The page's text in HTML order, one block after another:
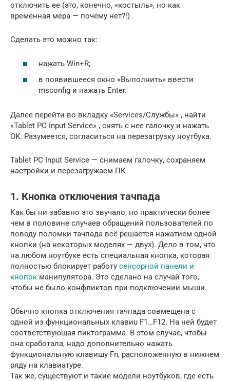
отключить ее (это, конечно, «костыль», но как
временная мера — почему нет?!) .
Сделать это можно так:
нажать Win+R;
в появившееся окно «Выполнить» ввести
msconfig и нажать Enter.
Далее перейти во вкладку «Services/Службы» , найти
«Tablet PC Input Service» , снять с нее галочку и нажать
OK. Разумеется, согласиться на перезагрузку ноутбука.
Tablet PC Input Service — снимаем галочку, сохраняем
настройки и перезагружаем ПК
1. Кнопка отключения тачпада
Как бы ни забавно это звучало, но практически более
чем в половине случаев обращений пользователей по
поводу поломки тачпада всё решается нажатием одной
кнопки (на некоторых моделях — двух). Дело в том, что
на любом ноутбуке есть специальная кнопка, которая
полностью блокирует работу сенсорной панели и
кнопок манипулятора. Это сделано на случай того,
чтобы не было конфликтов при подключении мыши.
Обычно кнопка отключения тачпада совмещена с
одной из функциональных клавиu F1…F12. На ней будет
соответствующая пиктограмма. В этом случае, чтобы
она сработала, надо дополнительно нажать
функциональную клавишу Fn, расположенную в нижнем
ряду на клавиатуре.
Так же, существуют и такие модели ноутбуков, где есть